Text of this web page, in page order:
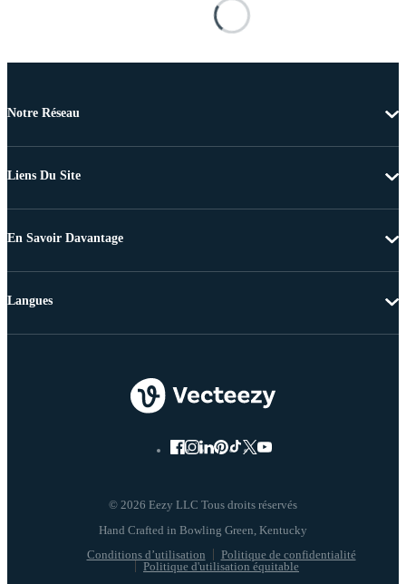
Notre Réseau
Liens Du Site
En Savoir Davantage
© 2026 Eezy LLC Tous droits réservés
Conditions d’utilisation
Politique de confidentialité
Politique d'utilisation équitable
Langues